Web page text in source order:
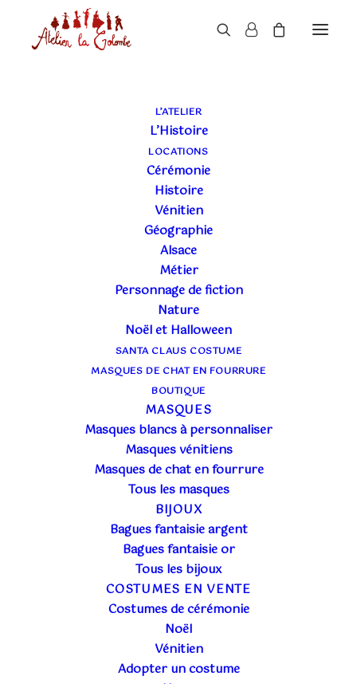
L’ATELIER
L’Histoire
LOCATIONS
Cérémonie
Histoire
Vénitien
Géographie
Alsace
Métier
Personnage de fiction
Nature
Noël et Halloween
SANTA CLAUS COSTUME
MASQUES DE CHAT EN FOURRURE
BOUTIQUE
MASQUES
Masques blancs à personnaliser
Masques vénitiens
Masques de chat en fourrure
Tous les masques
BIJOUX
Bagues fantaisie argent
Bagues fantaisie or
Tous les bijoux
COSTUMES EN VENTE
Costumes de cérémonie
Noël
Vénitien
Adopter un costume
LE BLOG DE L'ATELIER
LA COLOMBE
REFLEXIONS AUTOUR DU COSTUME